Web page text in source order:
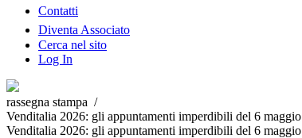
Contatti
Diventa Associato
Cerca nel sito
Log In
rassegna stampa /
Venditalia 2026: gli appuntamenti imperdibili del 6 maggio
Venditalia 2026: gli appuntamenti imperdibili del 6 maggio